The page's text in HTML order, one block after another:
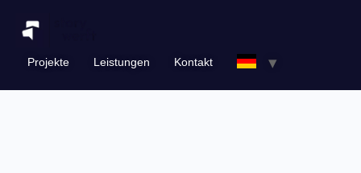
springen
Projekte Leistungen Kontakt